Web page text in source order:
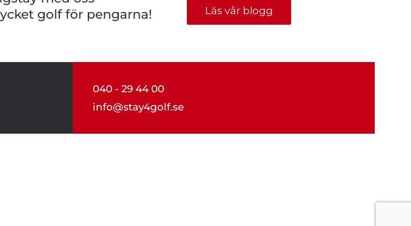
golf för pengarna!
Läs vår blogg
040 - 29 44 00
info@stay4golf.se